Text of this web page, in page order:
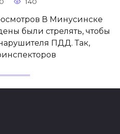
В Минусинске
были стрелять, чтобы
ПДД. Так,